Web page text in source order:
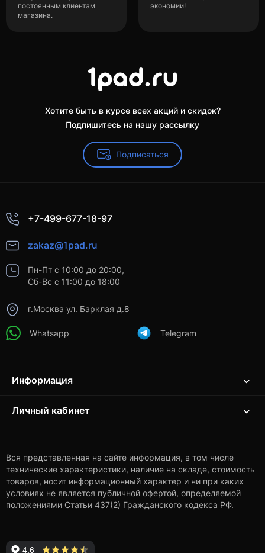
постоянным клиентам
магазина.
экономии!
Хотите быть в курсе всех акций и скидок?
Подпишитесь на нашу рассылку
Подписаться
+7-499-677-18-97
zakaz@1pad.ru
Пн-Пт с 10:00 до 20:00,
Сб-Вс с 11:00 до 18:00
г.Москва ул. Барклая д.8
Whatsapp Telegram
Информация
Личный кабинет
Вся представленная на сайте информация, в том числе
технические характеристики, наличие на складе, стоимость
товаров, носит информационный характер и ни при каких
условиях не является публичной офертой, определяемой
положениями Статьи 437(2) Гражданского кодекса РФ.